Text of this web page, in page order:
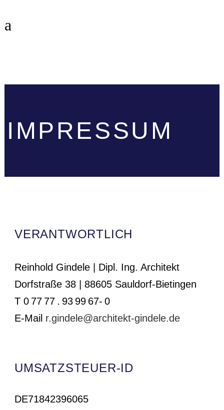
IMPRESSUM
VERANTWORTLICH
Reinhold Gindele | Dipl. Ing. Architekt
Dorfstraße 38 | 88605 Sauldorf-Bietingen
T 0 77 77 . 93 99 67- 0
E-Mail r.gindele@architekt-gindele.de
UMSATZSTEUER-ID
DE71842396065